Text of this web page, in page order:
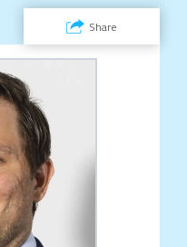
Share